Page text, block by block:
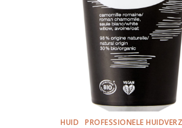
HUID PROFESSIONELE